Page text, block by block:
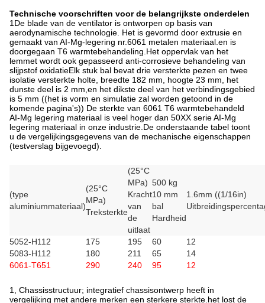
Technische voorschriften voor de belangrijkste onderdelen
1De blade van de ventilator is ontworpen op basis van
aerodynamische technologie. Het is gevormd door extrusie en
gemaakt van AI-Mg-legering nr.6061 metalen materiaal.en is
doorgegaan T6 warmtebehandeling.Het oppervlak van het
lemmet wordt ook gepasseerd anti-corrosieve behandeling van
slijpstof oxidatieElk stuk bal bevat drie versterkte pezen en twee
isolatie versterkte holte, breedte 182 mm, hoogte 23 mm, het
dunste deel is 2 mm,en het dikste deel van het verbindingsgebied
is 5 mm ((het is vorm en simulatie zal worden getoond in de
komende pagina's)) De sterkte van 6061 T6 warmtebehandeld
AI-Mg legering materiaal is veel hoger dan 50XX serie AI-Mg
legering materiaal in onze industrie.De onderstaande tabel toont
u de vergelijkingsgegevens van de mechanische eigenschappen
(testverslag bijgevoegd).
(type
aluminiummateriaal)
(25°C
MPa)
Treksterkte
(25°C
MPa)
Kracht
van
de
uitlaat
500 kg
10 mm
bal
Hardheid
1.6mm ((1/16in)
5052-H112 175 195 60
12
5083-H112
180 211 65
14
6061-T651
290 240 95 12
1, Chassisstructuur; integratief chassisontwerp heeft in
vergelijking met andere merken een sterkere sterkte.het lost de